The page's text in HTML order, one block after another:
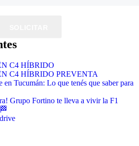
C4 HÍBRIDO
C4 HÍBRIDO PREVENTA
en Tucumán: Lo que tenés que saber para
Grupo Fortino te lleva a vivir la F1